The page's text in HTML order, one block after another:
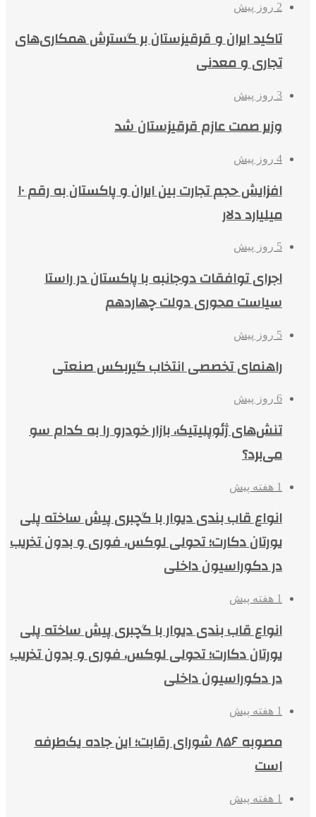
2 روز پیش
تاکید ایران و قرقیزستان بر گسترش همکاری‌های
تجاری و معدنی
3 روز پیش
وزیر صمت عازم قرقیزستان شد
4 روز پیش
افزایش حجم تجارت بین ایران و پاکستان به رقم ۱۰
میلیارد دلار
5 روز پیش
اجرای توافقات دوجانبه با پاکستان در راستا
سیاست محوری دولت چهاردهم
5 روز پیش
راهنمای تخصصی انتخاب گیربکس صنعتی
6 روز پیش
تنش‌های ژئوپلیتیک، بازار خودرو را به کدام سو
می‌برد؟
1 هفته پیش
انواع قاب بندی دیوار با گچبری پیش ساخته پلی
یورتان دکارت؛ تحولی لوکس، فوری و بدون تخریب
در دکوراسیون داخلی
1 هفته پیش
انواع قاب بندی دیوار با گچبری پیش ساخته پلی
یورتان دکارت؛ تحولی لوکس، فوری و بدون تخریب
در دکوراسیون داخلی
1 هفته پیش
مصوبه ۸۵۶ شورای رقابت؛ این جاده یک‌طرفه
است
1 هفته پیش